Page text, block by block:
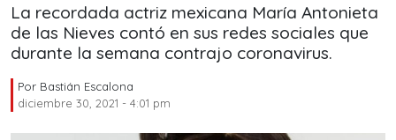
La recordada actriz mexicana María Antonieta
de las Nieves contó en sus redes sociales que
durante la semana contrajo coronavirus.
Por Bastián Escalona
diciembre 30, 2021 - 4:01 pm